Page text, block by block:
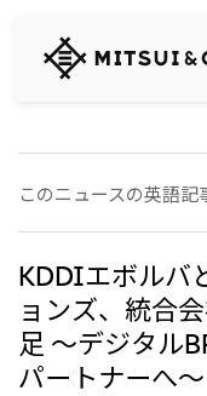
三
井
式
会
社
トップ
三井物産ブランド・プロジェ
ソーシャルメディア公式ア
コンテンツ一覧
会社情報
このニュースの英語記
KDDIエボルバ
ョンズ、統合
足 ～デジタル
パートナーへ～